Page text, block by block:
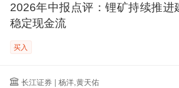
2026年中报点评：锂矿持续推进
稳定现金流
买入
长江证券 | 杨洋,黄天佑